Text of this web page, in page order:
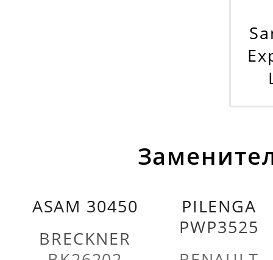
ASAM 30450
BRECKNER
PILENGA
PWP3525